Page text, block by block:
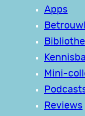
Apps
Mini-
Reviews